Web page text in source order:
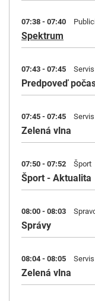
07:38 - 07:40
Spektrum
07:43 - 07:45 Servis
Predpoveď
07:45 - 07:45 Servis
Zelená vlna
07:50 - 07:52 Šport
Šport - Aktualita
08:00 - 08:03
Správy
08:04 - 08:05 Servis
Zelená vlna